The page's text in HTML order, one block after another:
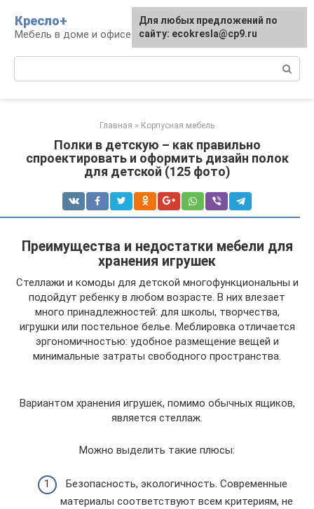
контенту
Кресло+
Мебель в доме и офисе
Главная » Корпусная мебель
Полки в детскую – как правильно
спроектировать и оформить дизайн полок
для детской (125 фото)
Преимущества и недостатки мебели для
хранения игрушек
Стеллажи и комоды для детской многофункциональны и
подойдут ребенку в любом возрасте. В них влезает
много принадлежностей: для школы, творчества,
игрушки или постельное белье. Меблировка отличается
эргономичностью: удобное размещение вещей и
минимальные затраты свободного пространства.
Вариантом хранения игрушек, помимо обычных ящиков,
является стеллаж.
Можно выделить такие плюсы:
Безопасность, экологичность. Современные
материалы соответствуют всем критериям, не
Для любых предложений по
сайту: ecokresla@cp9.ru